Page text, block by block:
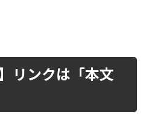
リンクは「本文